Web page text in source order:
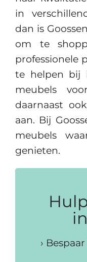
in
dan is
om te
professionele
te helpen bij
meubels
daarnaast
aan. Bij
meubels
genieten.
›